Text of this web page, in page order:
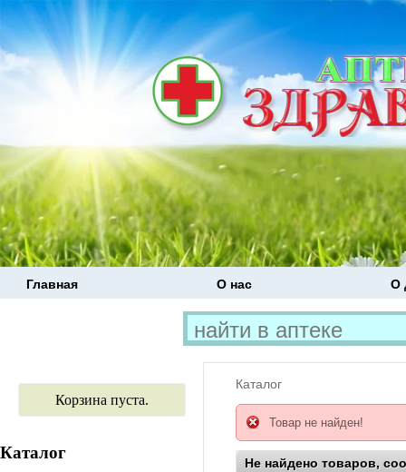
Главная О нас О
Корзина пуста.
Каталог
Каталог
Товар не найден!
Не найдено товаров,